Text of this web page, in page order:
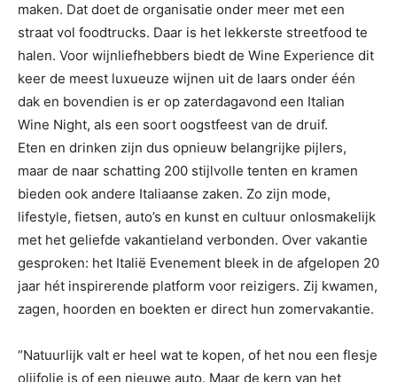
maken. Dat doet de organisatie onder meer met een
straat vol foodtrucks. Daar is het lekkerste streetfood te
halen. Voor wijnliefhebbers biedt de Wine Experience dit
keer de meest luxueuze wijnen uit de laars onder één
dak en bovendien is er op zaterdagavond een Italian
Wine Night, als een soort oogstfeest van de druif.
Eten en drinken zijn dus opnieuw belangrijke pijlers,
maar de naar schatting 200 stijlvolle tenten en kramen
bieden ook andere Italiaanse zaken. Zo zijn mode,
lifestyle, fietsen, auto’s en kunst en cultuur onlosmakelijk
met het geliefde vakantieland verbonden. Over vakantie
gesproken: het Italië Evenement bleek in de afgelopen 20
jaar hét inspirerende platform voor reizigers. Zij kwamen,
zagen, hoorden en boekten er direct hun zomervakantie.
“Natuurlijk valt er heel wat te kopen, of het nou een flesje
olijfolie is of een nieuwe auto. Maar de kern van het